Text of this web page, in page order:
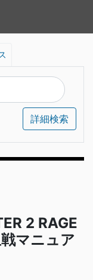
詳細検索
2 RAGE
マニュア